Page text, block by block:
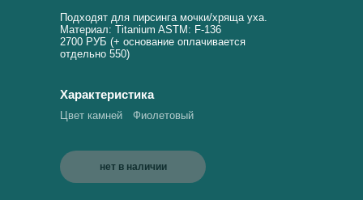
нет в наличии
Характеристика
Подходят для пирсинга мочки/хряща уха.
Материал: Titanium ASTM: F-136
2700 РУБ (+ основание оплачивается
отдельно 550)
Фиолетовый
Цвет камней